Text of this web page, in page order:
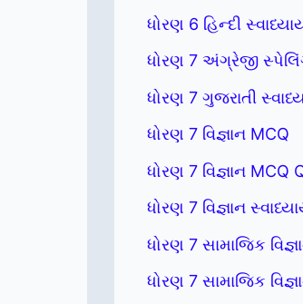
ધોરણ 6 હિન્દી
ધોરણ 7 અંગ્રેજી
ધોરણ 7 ગુજરાતી
ધોરણ 7 વિજ્ઞાન MCQ
ધોરણ 7 વિજ્ઞાન MCQ
ધોરણ 7 વિજ્ઞાન
ધોરણ 7 સામાજિક
ધોરણ 7 સામાજિક